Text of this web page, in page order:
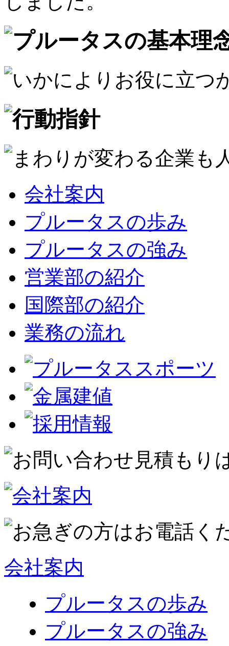
会社案内
プルータスの歩み
プルータスの強み
営業部の紹介
国際部の紹介
業務の流れ
会社案内
プルータスの歩み
プルータスの強み